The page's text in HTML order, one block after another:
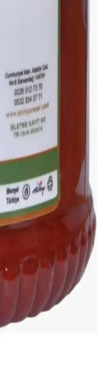
özgün
karakter
sunuluyor.
geleneksel
güneşte kurutulan,
derinlik ve
Köy Peyniri 5
doğal ve
sofralarınıza
Tatlı
tatlı biber